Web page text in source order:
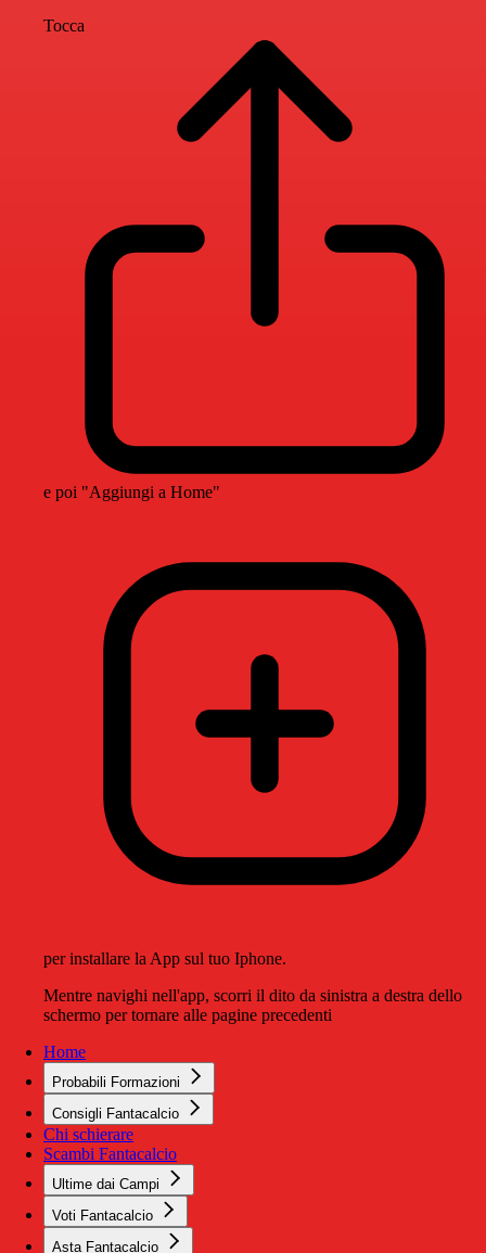
Tocca
e poi "Aggiungi a Home"
per installare la App sul tuo Iphone.
Mentre navighi nell'app, scorri il dito da sinistra a destra dello
schermo per tornare alle pagine precedenti
Home
Probabili Formazioni
Consigli Fantacalcio
Chi schierare
Scambi Fantacalcio
Ultime dai Campi
Voti Fantacalcio
Asta Fantacalcio